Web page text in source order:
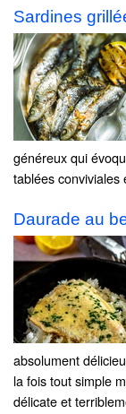
Sardines
généreux qui
tablées conviviales
Daurade au
absolument
la fois tout simple
délicate et